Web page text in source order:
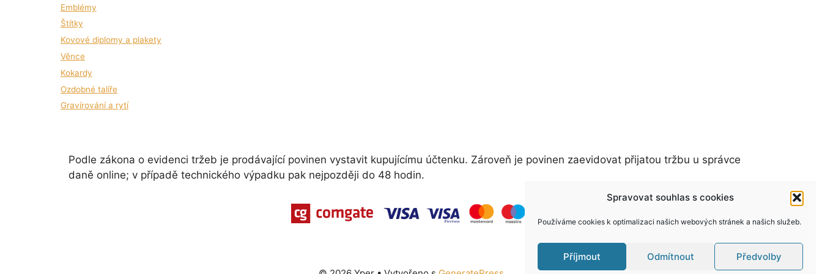
Spravovat souhlas s cookies
Používáme cookies k optimalizaci našich webových stránek a našich služeb.
Příjmout Odmítnout Předvolby
Emblémy
Štítky
Kovové diplomy a plakety
Věnce
Kokardy
Ozdobné talíře
Gravírování a rytí
Podle zákona o evidenci tržeb je prodávající povinen vystavit kupujícímu účtenku. Zároveň je povinen zaevidovat přijatou tržbu u správce
daně online; v případě technického výpadku pak nejpozději do 48 hodin.